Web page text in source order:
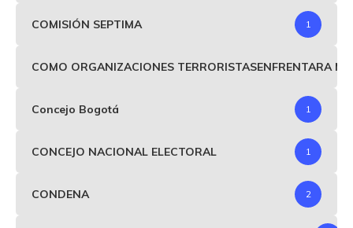
COMISIÓN SEPTIMA 1
COMO ORGANIZACIONES TERRORISTASENFRENTARA
Concejo Bogotá 1
CONCEJO NACIONAL ELECTORAL 1
CONDENA 2